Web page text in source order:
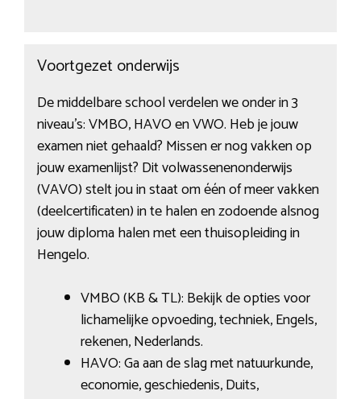
Voortgezet onderwijs
De middelbare school verdelen we onder in 3
niveau’s: VMBO, HAVO en VWO. Heb je jouw
examen niet gehaald? Missen er nog vakken op
jouw examenlijst? Dit volwassenenonderwijs
(VAVO) stelt jou in staat om één of meer vakken
(deelcertificaten) in te halen en zodoende alsnog
jouw diploma halen met een thuisopleiding in
Hengelo.
VMBO (KB & TL): Bekijk de opties voor
lichamelijke opvoeding, techniek, Engels,
rekenen, Nederlands.
HAVO: Ga aan de slag met natuurkunde,
economie, geschiedenis, Duits,